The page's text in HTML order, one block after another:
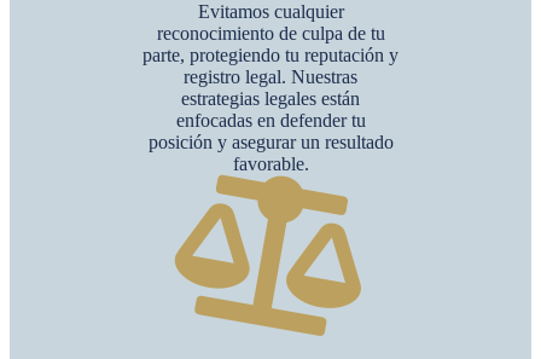
Evitamos cualquier
reconocimiento de culpa de tu
parte, protegiendo tu reputación y
registro legal. Nuestras
estrategias legales están
enfocadas en defender tu
posición y asegurar un resultado
favorable.